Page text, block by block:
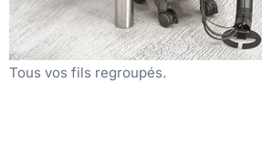
Tous vos fils regroupés.